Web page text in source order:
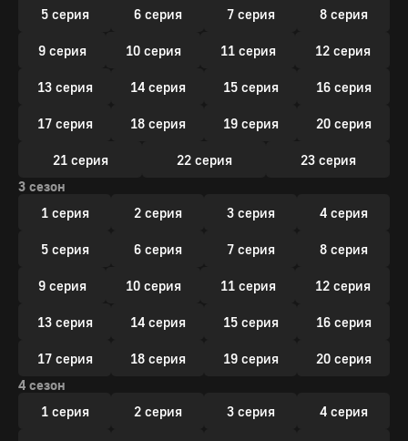
5 серия 6 серия 7 серия 8 серия
9 серия 10 серия 11 серия 12 серия
13 серия 14 серия 15 серия 16 серия
17 серия 18 серия 19 серия 20 серия
21 серия 22 серия
23 серия
3 сезон
1 серия
2 серия 3 серия 4 серия
5 серия 6 серия 7 серия 8 серия
9 серия 10 серия 11 серия 12 серия
13 серия 14 серия 15 серия 16 серия
17 серия 18 серия 19 серия
20 серия
4 сезон
1 серия
2 серия 3 серия 4 серия